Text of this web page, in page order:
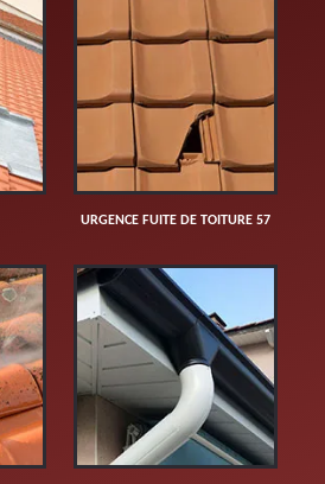
URGENCE FUITE DE TOITURE 57